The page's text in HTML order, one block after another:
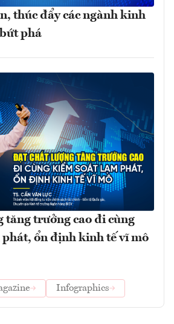
thúc đẩy các ngành kinh
phá
tăng trưởng cao đi cùng
ổn định kinh tế vĩ mô
Infographics